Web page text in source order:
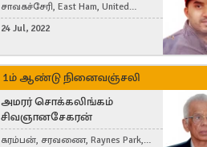
சாவகச்சேரி, East Ham, United
Kingdom
24 Jul, 2022
1ம் ஆண்டு நினைவஞ்சலி
அமரர் சொக்கலிங்கம்
சிவஞானசேகரன்
கரம்பன், சரவணை, Raynes Park,